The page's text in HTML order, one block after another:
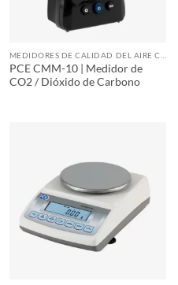
MEDIDORES DE CALIDAD DEL AIRE CO2
PCE CMM-10 | Medidor de
CO2 / Dióxido de Carbono